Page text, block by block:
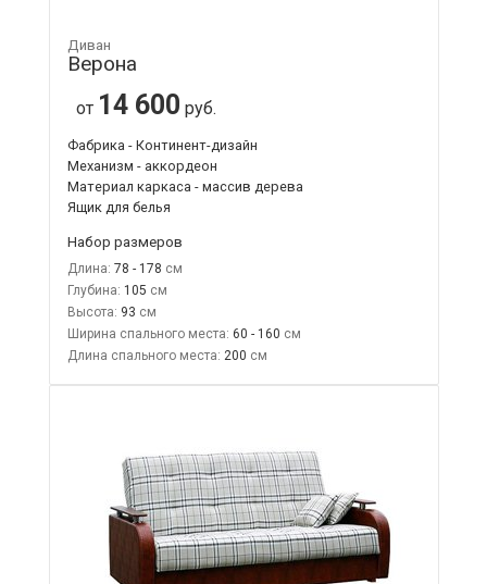
Диван
Верона
от 14 600 руб.
Фабрика - Континент-дизайн
Механизм - аккордеон
Материал каркаса - массив дерева
Ящик для белья
Набор размеров
Длина: 78 - 178
Глубина: 105
Высота: 93
Ширина спального места: 60 - 160
Длина спального места: 200